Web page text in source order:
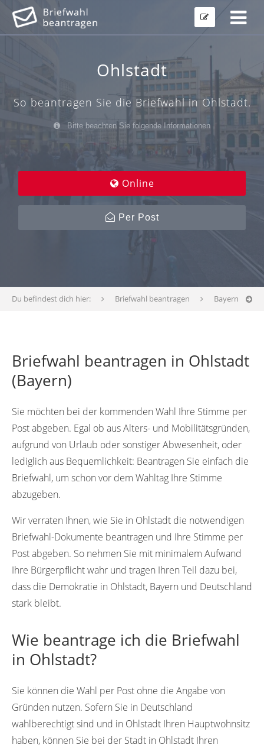
Ohlstadt
So beantragen Sie die Briefwahl in Ohlstadt.
Bitte beachten Sie folgende Informationen
Online
Per Post
Du befindest dich hier: Briefwahl beantragen Bayern
Briefwahl beantragen in Ohlstadt
(Bayern)
Sie möchten bei der kommenden Wahl Ihre Stimme per
Post abgeben. Egal ob aus Alters- und Mobilitätsgründen,
aufgrund von Urlaub oder sonstiger Abwesenheit, oder
lediglich aus Bequemlichkeit: Beantragen Sie einfach die
Briefwahl, um schon vor dem Wahltag Ihre Stimme
abzugeben.
Wir verraten Ihnen, wie Sie in Ohlstadt die notwendigen
Briefwahl-Dokumente beantragen und Ihre Stimme per
Post abgeben. So nehmen Sie mit minimalem Aufwand
Ihre Bürgerpflicht wahr und tragen Ihren Teil dazu bei,
dass die Demokratie in Ohlstadt, Bayern und Deutschland
stark bleibt.
Wie beantrage ich die Briefwahl
in Ohlstadt?
Sie können die Wahl per Post ohne die Angabe von
Gründen nutzen. Sofern Sie in Deutschland
wahlberechtigt sind und in Ohlstadt Ihren Hauptwohnsitz
haben, können Sie bei der Stadt in Ohlstadt Ihren